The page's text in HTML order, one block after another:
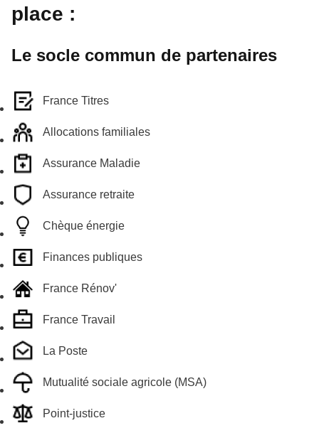
place :
Le socle commun de partenaires
France Titres
Allocations familiales
Assurance Maladie
Assurance retraite
Chèque énergie
Finances publiques
France Rénov'
France Travail
La Poste
Mutualité sociale agricole (MSA)
Point-justice